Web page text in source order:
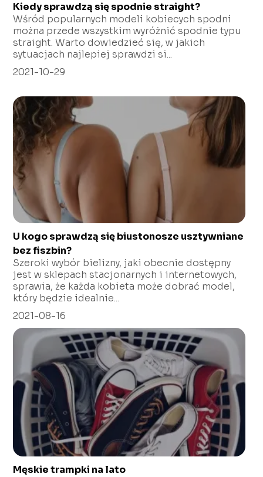
Kiedy sprawdzą się spodnie straight?
Wśród popularnych modeli kobiecych spodni
można przede wszystkim wyróżnić spodnie typu
straight. Warto dowiedzieć się, w jakich
sytuacjach najlepiej sprawdzi si...
2021-10-29
U kogo sprawdzą się biustonosze usztywniane
bez fiszbin?
Szeroki wybór bielizny, jaki obecnie dostępny
jest w sklepach stacjonarnych i internetowych,
sprawia, że każda kobieta może dobrać model,
który będzie idealnie...
2021-08-16
Męskie trampki na lato